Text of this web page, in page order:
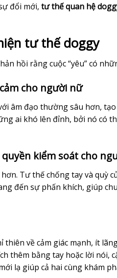
đổi mới, tư thế quan hệ
tư thế doggy
hồi rằng cuộc “yêu” có
cho người nữ
âm đạo thường sâu hơn,
ai khó lên đỉnh, bởi nó có
quyền kiểm soát cho
Tư thế chống tay và quỳ
đến sự phấn khích, giúp
thiên về cảm giác mạnh, ít
thêm bằng tay hoặc lời nói,
lạ giúp cả hai cùng khám